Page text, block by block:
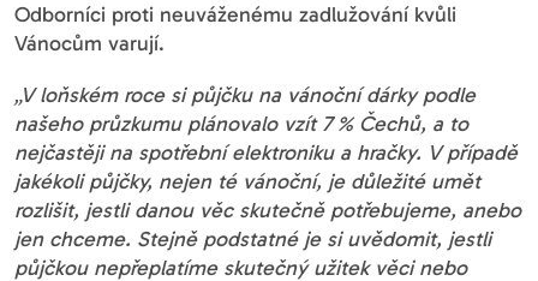
Odborníci proti neuváženému zadlužování kvůli
Vánocům varují.
„V loňském roce si půjčku na vánoční dárky podle
našeho průzkumu plánovalo vzít 7 % Čechů, a to
nejčastěji na spotřební elektroniku a hračky. V případě
jakékoli půjčky, nejen té vánoční, je důležité umět
rozlišit, jestli danou věc skutečně potřebujeme, anebo
jen chceme. Stejně podstatné je si uvědomit, jestli
půjčkou nepřeplatíme skutečný užitek věci nebo